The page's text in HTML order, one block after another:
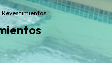
Revestimientos